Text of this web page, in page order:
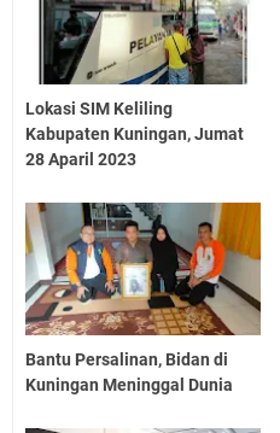
Lokasi SIM Keliling
Kabupaten Kuningan, Jumat
28 Aparil 2023
Bantu Persalinan, Bidan di
Kuningan Meninggal Dunia